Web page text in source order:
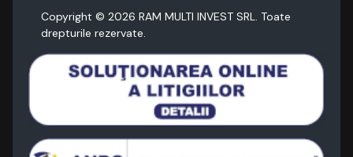
Copyright © 2026 RAM MULTI INVEST SRL. Toate
drepturile rezervate.